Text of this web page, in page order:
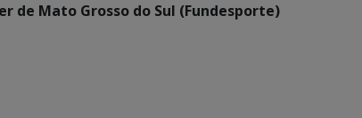
de Mato Grosso do Sul (Fundesporte)